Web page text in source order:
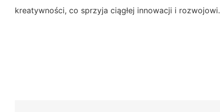
kreatywności, co sprzyja ciągłej innowacji i rozwojowi.